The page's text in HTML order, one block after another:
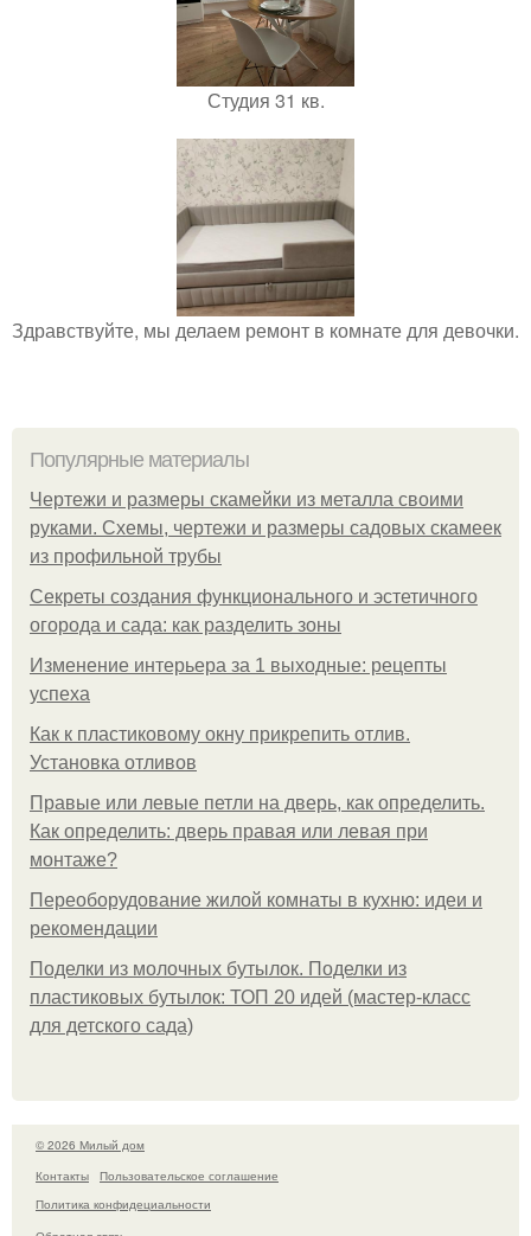
Студия 31 кв.
Здравствуйте, мы делаем ремонт в комнате для девочки.
Популярные материалы
Чертежи и размеры скамейки из металла своими
руками. Схемы, чертежи и размеры садовых скамеек
из профильной трубы
Секреты создания функционального и эстетичного
огорода и сада: как разделить зоны
Изменение интерьера за 1 выходные: рецепты
успеха
Как к пластиковому окну прикрепить отлив.
Установка отливов
Правые или левые петли на дверь, как определить.
Как определить: дверь правая или левая при
монтаже?
Переоборудование жилой комнаты в кухню: идеи и
рекомендации
Поделки из молочных бутылок. Поделки из
пластиковых бутылок: ТОП 20 идей (мастер-класс
для детского сада)
© 2026 Милый дом
Контакты
Пользовательское соглашение
Политика конфидециальности